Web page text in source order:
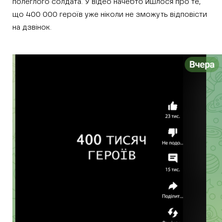
полеглого солдата. У відео начебто йшлося про те,
що 400 000 героїв уже ніколи не зможуть відповісти
на дзвінок.